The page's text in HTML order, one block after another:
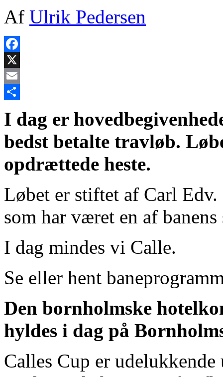
Af Ulrik Pedersen
Facebook
X
Email
I dag er
bedst betalte travløb.
opdrættede heste.
Løbet er stiftet af Carl
som har været en af
I dag mindes vi Calle.
Se eller hent
Den bornholmske
hyldes i dag på
Calles Cup er